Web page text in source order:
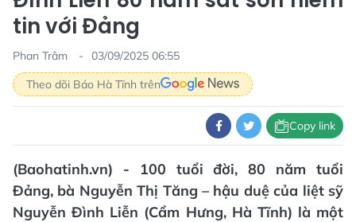
tin với Đảng
Phan Trâm
03/09/2025 06:55
Theo dõi Báo Hà Tĩnh trên
Copy link
(Baohatinh.vn) - 100 tuổi đời, 80 năm tuổi
Đảng, bà Nguyễn Thị Tăng – hậu duệ của liệt sỹ
Nguyễn Đình Liễn (Cẩm Hưng, Hà Tĩnh) là một